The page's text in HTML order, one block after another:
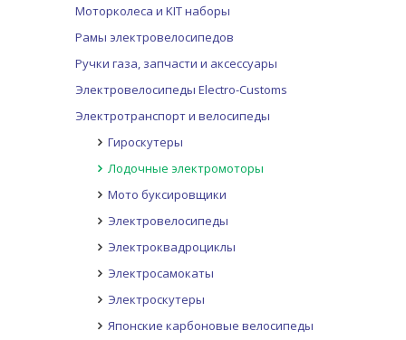
Моторколеса и KIT наборы
Рамы электровелосипедов
Ручки газа, запчасти и аксессуары
Электровелосипеды Electro-Customs
Электротранспорт и велосипеды
Гироскутеры
Лодочные электромоторы
Мото буксировщики
Электровелосипеды
Электроквадроциклы
Электросамокаты
Электроскутеры
Японские карбоновые велосипеды